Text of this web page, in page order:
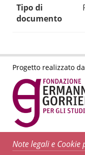
Tipo di
documento
Progetto realizzato da
Note legali e Cookie